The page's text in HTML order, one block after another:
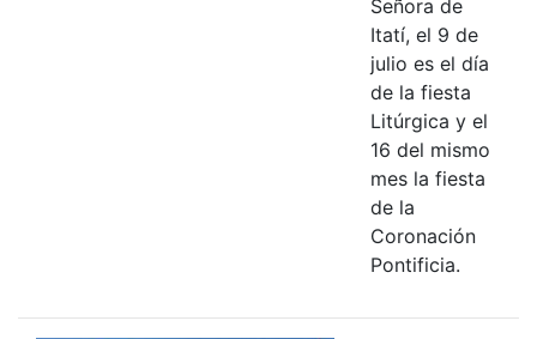
Señora de
Itatí, el 9 de
julio es el día
de la fiesta
Litúrgica y el
16 del mismo
mes la fiesta
de la
Coronación
Pontificia.